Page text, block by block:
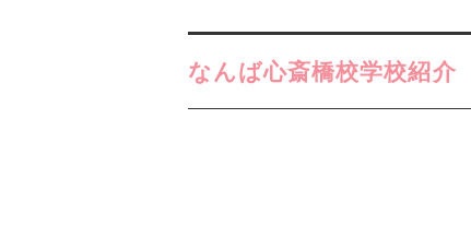
なんば心斎橋校学校紹介